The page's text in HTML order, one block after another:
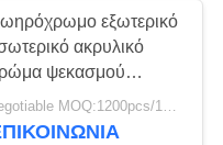
εξωτερικό
ακρυλικό
ψεκασμού
negotiable MOQ:1200pcs/100ctns για κάθε χρώμα